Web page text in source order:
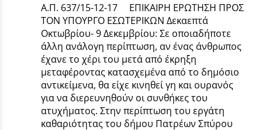
Α.Π. 637/15-12-17 ΕΠΙΚΑΙΡΗ ΕΡΩΤΗΣΗ ΠΡΟΣ
ΤΟΝ ΥΠΟΥΡΓΟ ΕΣΩΤΕΡΙΚΩΝ Δεκαεπτά
Οκτωβρίου- 9 Δεκεμβρίου: Σε οποιαδήποτε
άλλη ανάλογη περίπτωση, αν ένας άνθρωπος
έχανε το χέρι του μετά από έκρηξη
μεταφέροντας κατασχεμένα από το δημόσιο
αντικείμενα, θα είχε κινηθεί γη και ουρανός
για να διερευνηθούν οι συνθήκες του
ατυχήματος. Στην περίπτωση του εργάτη
καθαριότητας του δήμου Πατρέων Σπύρου